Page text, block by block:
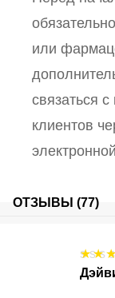
или
связаться
клиентов
ОТЗЫВЫ (77)
5